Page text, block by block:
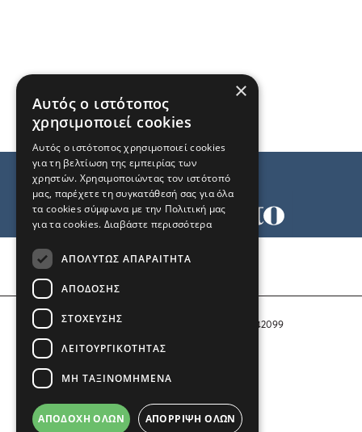
Αριθμός Πιστοποίησης Μ.Η.Τ. 242099
COPYRIGHT © 2026 Το Μανιφέστο
×
Αυτός ο ιστότοπος
χρησιμοποιεί cookies
Αυτός ο ιστότοπος χρησιμοποιεί cookies
για τη βελτίωση της εμπειρίας των
χρηστών. Χρησιμοποιώντας τον ιστότοπό
μας, παρέχετε τη συγκατάθεσή σας για όλα
τα cookies σύμφωνα με την Πολιτική μας
για τα cookies. Διαβάστε περισσότερα
ΑΠΟΛΎΤΩΣ ΑΠΑΡΑΊΤΗΤΑ
ΑΠΌΔΟΣΗΣ
ΣΤΌΧΕΥΣΗΣ
ΛΕΙΤΟΥΡΓΙΚΌΤΗΤΑΣ
ΜΗ ΤΑΞΙΝΟΜΗΜΈΝΑ
ΑΠΟΔΟΧΉ ΌΛΩΝ ΑΠΌΡΡΙΨΗ ΌΛΩΝ